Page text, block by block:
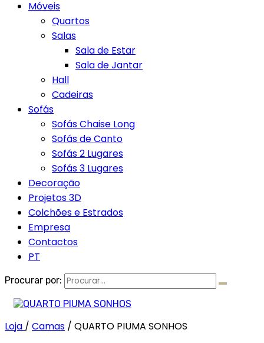
Móveis
Quartos
Salas
Sala de Estar
Sala de Jantar
Hall
Cadeiras
Sofás
Sofás Chaise Long
Sofás de Canto
Sofás 2 Lugares
Sofás 3 Lugares
Decoração
Projetos 3D
Colchões e Estrados
Empresa
Contactos
PT
Procurar por:
Loja / Camas / QUARTO PIUMA SONHOS